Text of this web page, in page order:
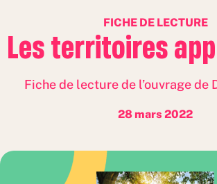
FICHE DE LECTURE
Les territoires
Fiche de lecture de l’ouvrage de
28 mars 2022